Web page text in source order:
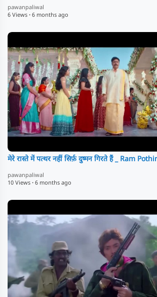
pawanpaliwal
6 Views · 6 months ago
मेरे रास्ते में पत्थर नहीं सिर्फ़ दुष्मन गिरते हैं _ Ram
pawanpaliwal
10 Views · 6 months ago